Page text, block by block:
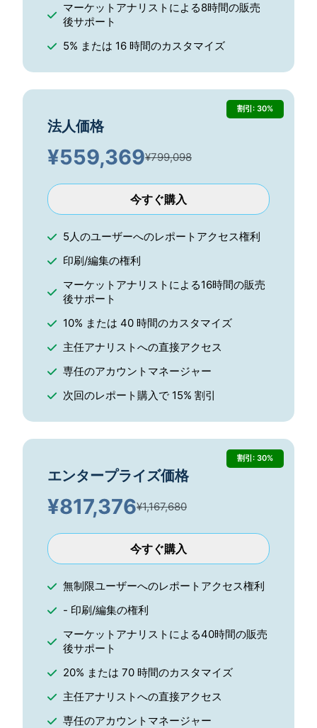
マーケットアナリストによる8時間の販売
後サポート
5% または 16 時間のカスタマイズ
割引: 30%
法人価格
¥559,369¥799,098
今すぐ購入
5人のユーザーへのレポートアクセス権利
印刷/編集の権利
マーケットアナリストによる16時間の販売
後サポート
10% または 40 時間のカスタマイズ
主任アナリストへの直接アクセス
専任のアカウントマネージャー
次回のレポート購入で 15% 割引
割引: 30%
エンタープライズ価格
¥817,376¥1,167,680
今すぐ購入
無制限ユーザーへのレポートアクセス権利
- 印刷/編集の権利
マーケットアナリストによる40時間の販売
後サポート
20% または 70 時間のカスタマイズ
主任アナリストへの直接アクセス
専任のアカウントマネージャー